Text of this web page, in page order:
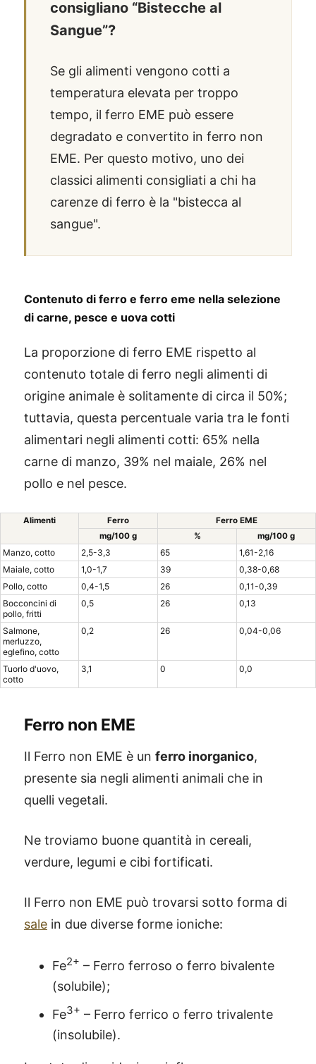
consigliano “Bistecche al
Sangue”?
Se gli alimenti vengono cotti a
temperatura elevata per troppo
tempo, il ferro EME può essere
degradato e convertito in ferro non
EME. Per questo motivo, uno dei
classici alimenti consigliati a chi ha
carenze di ferro è la "bistecca al
sangue".
Contenuto di ferro e ferro eme nella selezione
di carne, pesce e uova cotti
La proporzione di ferro EME rispetto al
contenuto totale di ferro negli alimenti di
origine animale è solitamente di circa il 50%;
tuttavia, questa percentuale varia tra le fonti
alimentari negli alimenti cotti: 65% nella
carne di manzo, 39% nel maiale, 26% nel
pollo e nel pesce.
Alimenti Ferro
Ferro EME
mg/100 g
% mg/100 g
Manzo, cotto 2,5-3,3 65
1,61-2,16
Maiale, cotto
1,0-1,7 39
0,38-0,68
Pollo, cotto
0,4-1,5 26
0,11-0,39
Bocconcini di
pollo, fritti
0,5 26 0,13
Salmone,
merluzzo,
eglefino, cotto
0,2 26 0,04-0,06
Tuorlo d'uovo,
cotto
3,1 0 0,0
Ferro non EME
Il Ferro non EME è un ferro inorganico,
presente sia negli alimenti animali che in
quelli vegetali.
Ne troviamo buone quantità in cereali,
verdure, legumi e cibi fortificati.
Il Ferro non EME può trovarsi sotto forma di
sale in due diverse forme ioniche:
Fe2+ – Ferro ferroso o ferro bivalente
(solubile);
Fe3+ – Ferro ferrico o ferro trivalente
(insolubile).